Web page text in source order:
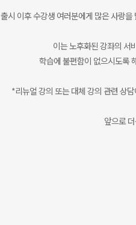
출시 이후 수강생 여러분에게 많은 사랑
이는 노후화된 강좌의 서
학습에 불편함이 없으시도록
*리뉴얼 강의 또는 대체 강의 관련 상
앞으로